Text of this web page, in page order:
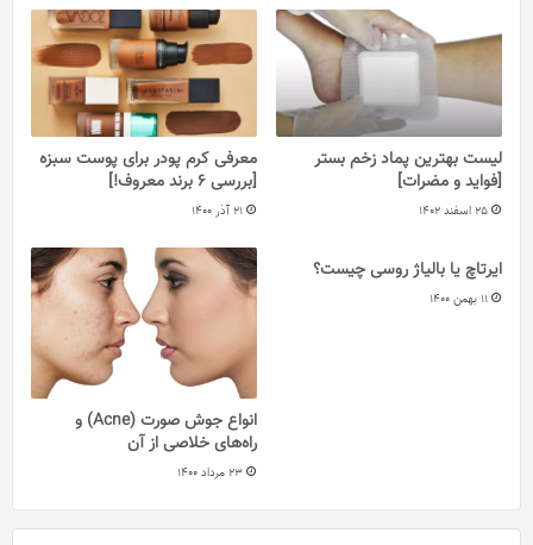
لیست بهترین پماد زخم بستر
[فواید و مضرات]
25 اسفند 1402
معرفی کرم پودر برای پوست‌ سبزه
[بررسی 6 برند معروف!]
21 آذر 1400
ایرتاچ یا بالیاژ روسی چیست؟
11 بهمن 1400
انواع جوش صورت (Acne) و
راه‌های خلاصی از آن
23 مرداد 1400